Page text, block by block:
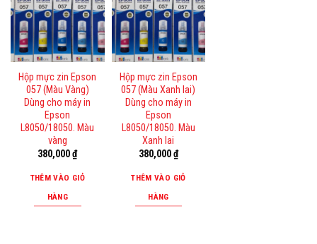
Hộp mực zin Epson
057 (Màu Vàng)
Dùng cho máy in
Epson
L8050/18050. Màu
vàng
380,000₫
THÊM VÀO GIỎ
HÀNG
Hộp mực zin Epson
057 (Màu Xanh lai)
Dùng cho máy in
Epson
L8050/18050. Màu
Xanh lai
380,000₫
THÊM VÀO GIỎ
HÀNG